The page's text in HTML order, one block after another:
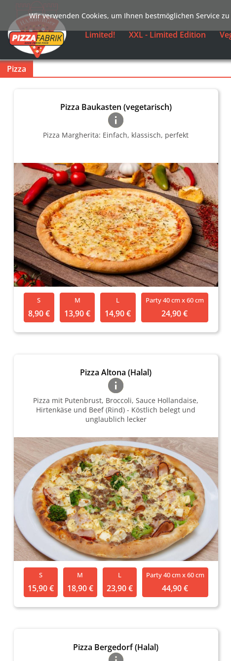
Limited! XXL - Limited Edition
Pizza
Pizza Baukasten (vegetarisch)
Pizza Margherita: Einfach, klassisch, perfekt
S
8,90 €
M
13,90 €
L
14,90 €
Party 40 cm x 60 cm
24,90 €
Pizza Altona (Halal)
Pizza mit Putenbrust, Broccoli, Sauce Hollandaise,
Hirtenkäse und Beef (Rind) - Köstlich belegt und
unglaublich lecker
S
15,90 €
M
18,90 €
L
23,90 €
Party 40 cm x 60 cm
44,90 €
Pizza Bergedorf (Halal)
Wir verwenden Cookies, um Ihnen bestmöglichen Service